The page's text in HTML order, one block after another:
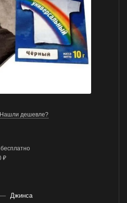
Нашли дешевле?
₽
— Джинса